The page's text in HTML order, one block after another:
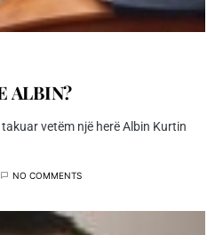
ALBIN?
vetëm një herë Albin Kurtin
NO COMMENTS